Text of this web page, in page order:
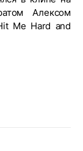
Алексом
Me Hard and